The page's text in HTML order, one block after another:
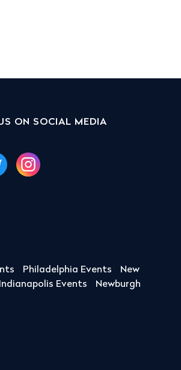
ON SOCIAL MEDIA
Philadelphia Events
New
Indianapolis Events
Newburgh